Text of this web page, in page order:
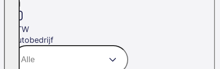
BTW
Autobedrijf